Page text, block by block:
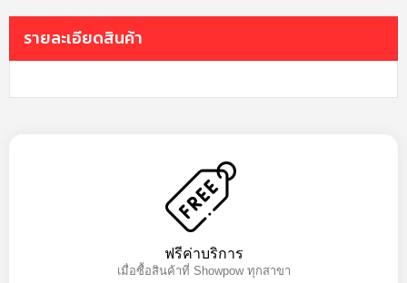
รายละเอียดสินค้า
ฟรีค่าบริการ
เมื่อซื้อสินค้าที่ Showpow ทุกสาขา